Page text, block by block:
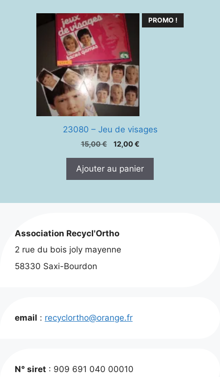
PROMO !
23080 – Jeu de visages
15,00€
Le
était :
12,00€Le
est :
Ajouter au panier
Association Recycl'Ortho
2 rue du bois joly mayenne
58330 Saxi-Bourdon
email : recyclortho@orange.fr
N° siret : 909 691 040 00010